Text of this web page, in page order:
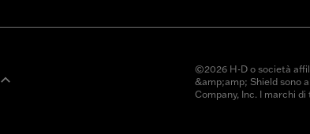
©2026 H-D o società
&amp;amp; Shield sono
Company, Inc. I marchi